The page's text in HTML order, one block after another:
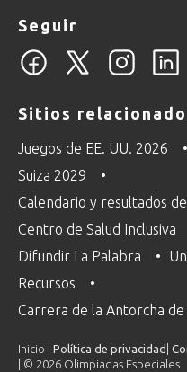
Seguir
Sitios
Juegos de EE. UU. 2026
Suiza 2029
Calendario y resultados
Centro de Salud Inclusiva
Difundir La Palabra
Recursos
Carrera de la Antorcha de
Inicio | Política de privacidad
| © 2026 Olimpiadas Especiales